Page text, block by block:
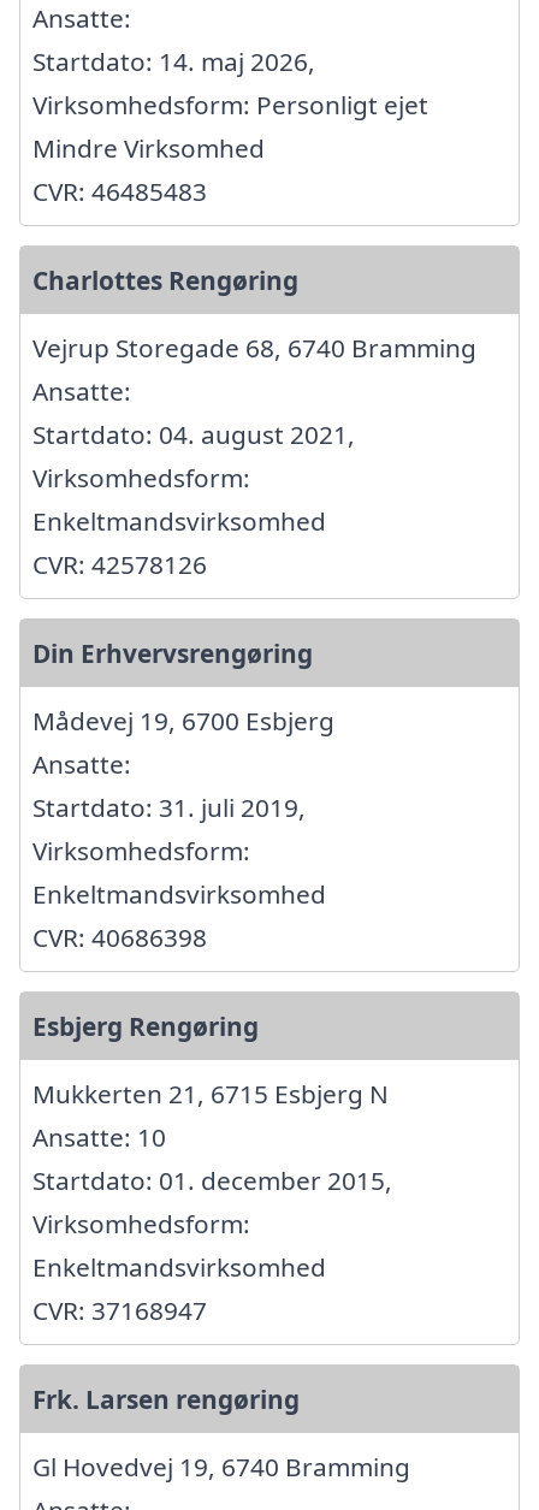
Ansatte:
Startdato: 14. maj 2026,
Virksomhedsform: Personligt ejet
Mindre Virksomhed
CVR: 46485483
Charlottes Rengøring
Vejrup Storegade 68, 6740 Bramming
Ansatte:
Startdato: 04. august 2021,
Virksomhedsform:
Enkeltmandsvirksomhed
CVR: 42578126
Din Erhvervsrengøring
Mådevej 19, 6700 Esbjerg
Ansatte:
Startdato: 31. juli 2019,
Virksomhedsform:
Enkeltmandsvirksomhed
CVR: 40686398
Esbjerg Rengøring
Mukkerten 21, 6715 Esbjerg N
Ansatte: 10
Startdato: 01. december 2015,
Virksomhedsform:
Enkeltmandsvirksomhed
CVR: 37168947
Frk. Larsen rengøring
Gl Hovedvej 19, 6740 Bramming